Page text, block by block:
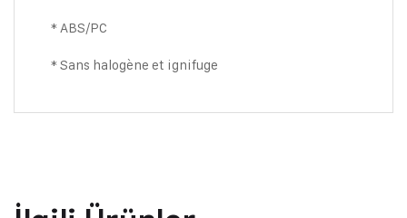
* ABS/PC
* Sans halogène et ignifuge